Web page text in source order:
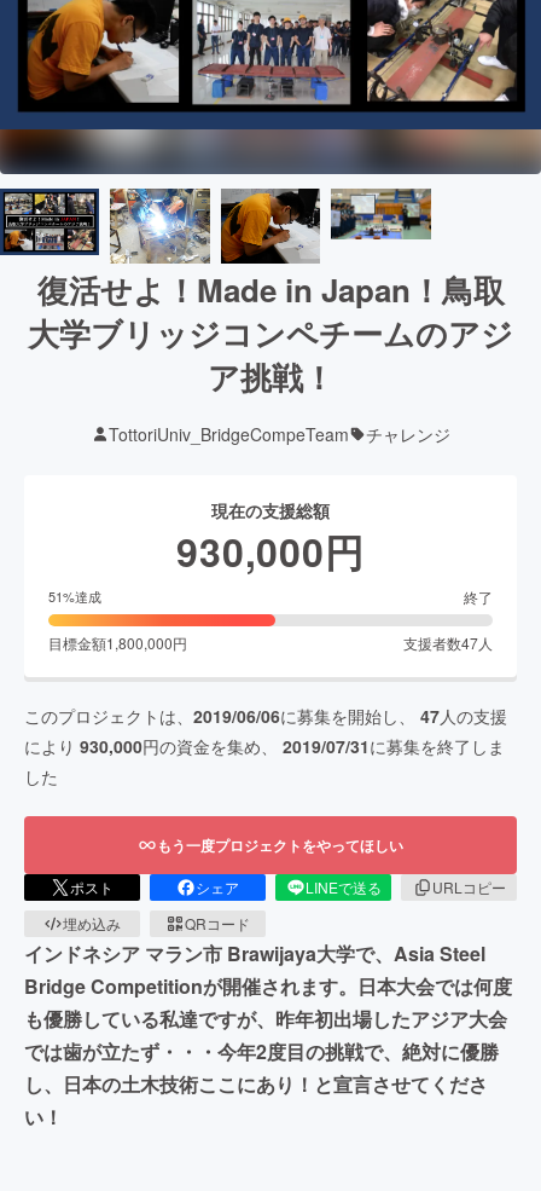
復活せよ！Made in Japan！鳥取
大学ブリッジコンペチームのアジ
ア挑戦！
TottoriUniv_BridgeCompeTeam チャレンジ
現在の支援総額
930,000円
51%達成 終了
目標金額1,800,000円 支援者数47人
このプロジェクトは、 2019/06/06に募集を開始し、 47人の支援
により 930,000円の資金を集め、 2019/07/31に募集を終了しま
した
もう一度プロジェクトをやってほしい
ポスト シェア LINEで送る
URLコピー
埋め込み
QRコード
インドネシア マラン市 Brawijaya大学で、Asia Steel
Bridge Competitionが開催されます。日本大会では何度
も優勝している私達ですが、昨年初出場したアジア大会
では歯が立たず・・・今年2度目の挑戦で、絶対に優勝
し、日本の土木技術ここにあり！と宣言させてくださ
い！